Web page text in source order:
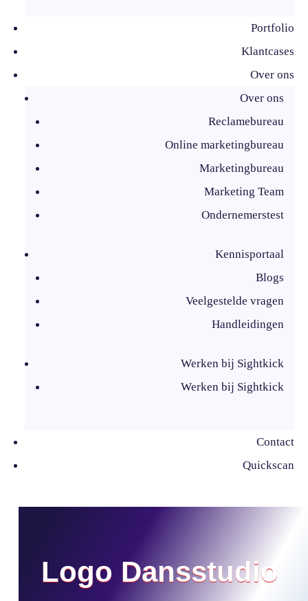
Portfolio
Klantcases
Over ons
Over ons
Reclamebureau
Online marketingbureau
Marketingbureau
Marketing Team
Ondernemerstest
Kennisportaal
Blogs
Veelgestelde vragen
Handleidingen
Werken bij Sightkick
Werken bij Sightkick
Contact
Quickscan
Logo Dansstudio